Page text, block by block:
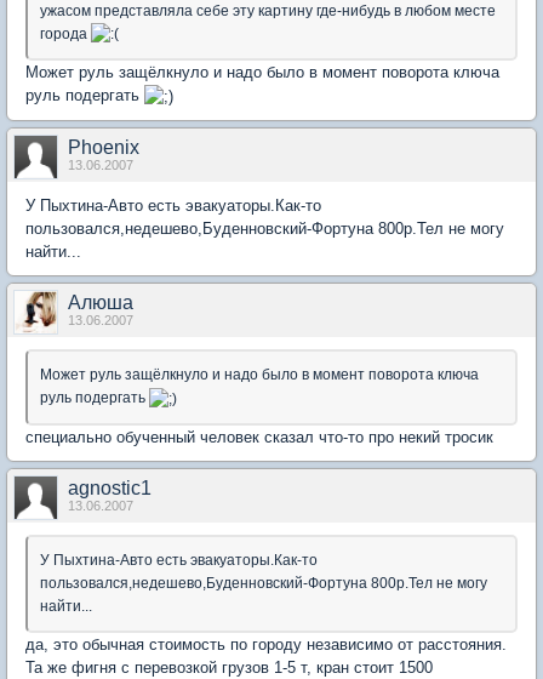
ужасом представляла себе эту картину где-нибудь в любом месте
города
Может руль защёлкнуло и надо было в момент поворота ключа
руль подергать
Phoenix
13.06.2007
У Пыхтина-Авто есть эвакуаторы.Как-то
пользовался,недешево,Буденновский-Фортуна 800р.Тел не могу
найти...
Алюша
13.06.2007
Может руль защёлкнуло и надо было в момент поворота ключа
руль подергать
специально обученный человек сказал что-то про некий тросик
agnostic1
13.06.2007
У Пыхтина-Авто есть эвакуаторы.Как-то
пользовался,недешево,Буденновский-Фортуна 800р.Тел не могу
найти...
да, это обычная стоимость по городу независимо от расстояния.
Та же фигня с перевозкой грузов 1-5 т, кран стоит 1500